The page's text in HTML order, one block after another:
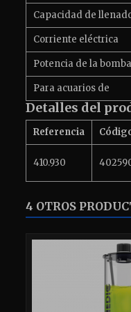
Capacidad de
Corriente eléctrica
Potencia de la bomba
Para acuarios de
Detalles del
Referencia
410.930
4 OTROS